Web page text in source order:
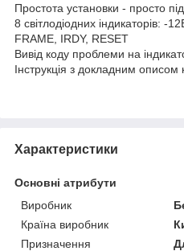
Простота установки - просто
8 світлодіодних індикаторів: -
FRAME, IRDY, RESET
Вивід коду проблеми на
Інструкція з докладним описом
Характеристики
Основні атрибути
Виробник
Країна виробник
Призначення